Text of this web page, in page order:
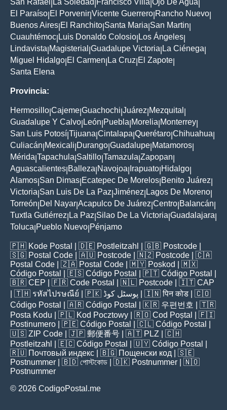
San Rafael
La Soledad Francisco Villa Ojo De Agua
El Paraíso El Porvenir Vicente Guerrero Rancho Nuevo
Buenos Aires El Ranchito Santa Maria San Martin
Cuauhtémoc Luis Donaldo Colosio Los Ángeles
Lindavista Magisterial Guadalupe Victoria La Ciénega
Miguel Hidalgo El Carmen La Cruz El Zapote
Santa Elena
Provincia:
Hermosillo Cajeme Guachochi Juárez Mezquital
Guadalupe Y Calvo León Puebla Morelia Monterrey
San Luis Potosí Tijuana Cintalapa Querétaro Chihuahua
Culiacán Mexicali Durango Guadalupe Matamoros
Mérida Tapachula Saltillo Tamazula Zapopan
Aguascalientes Balleza Navojoa Irapuato Hidalgo
Alamos San Dimas Ecatepec De Morelos Benito Juárez
Victoria San Luis De La Paz Jiménez Lagos De Moreno
Torreón Del Nayar Acapulco De Juárez Centro Balancán
Tuxtla Gutiérrez La Paz Silao De La Victoria Guadalajara
Toluca Pueblo Nuevo Pénjamo
🇵🇭 Kode Postal | 🇩🇪 Postleitzahl | 🇬🇧 Postcode
🇸🇬 Postal Code | 🇦🇺 Postcode | 🇳🇿 Postcode | 🇨🇦
Postal Code | 🇿🇦 Postal Code | 🇲🇾 Poskod
| 🇲🇽
Código Postal
| 🇪🇸 Código Postal | 🇵🇹 Código Postal
🇧🇷 CEP | 🇫🇷 Code Postal | 🇳🇱 Postcode | 🇮🇹 CAP
| 🇹🇭 รหัสไปรษณีย์ | 🇵🇰 پوسٹل کوڈ | 🇮🇳पिन कोड | 🇨🇴
Código Postal
| 🇦🇷 Código Postal | 🇰🇷 우편번호
| 🇹🇷
Posta Kodu | 🇵🇱 Kod Pocztowy | 🇷🇴 Cod Poștal
| 🇫🇮
Postinumero | 🇵🇪 Código Postal | 🇨🇱 Código Postal
🇺🇸 ZIP Code | 🇯🇵 郵便番号 | 🇦🇹 PLZ | 🇨🇭
Postleitzahl
| 🇪🇨 Código Postal | 🇺🇾 Código Postal
🇷🇺 Почтовый индекс | 🇧🇬 Пощенски код | 🇸🇪
Postnummer | 🇧🇩 পোস্টকোড | 🇩🇰 Postnummer | 🇳🇴
Postnummer
© 2026 CodigoPostal.me